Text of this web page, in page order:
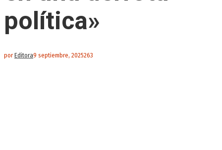
política»
porEditora9 septiembre, 2025263